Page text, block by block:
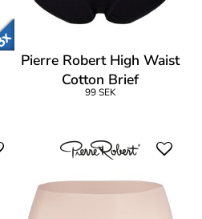
Pierre Robert High Waist
Cotton Brief
99 SEK